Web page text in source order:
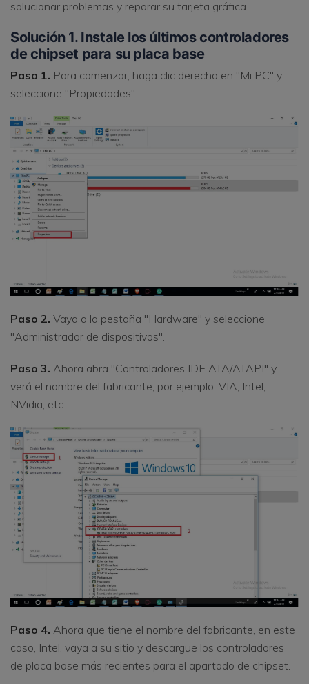
solucionar problemas y reparar su tarjeta gráfica.
Solución 1. Instale los últimos controladores
de chipset para su placa base
Paso 1. Para comenzar, haga clic derecho en "Mi PC" y
seleccione "Propiedades".
Paso 2. Vaya a la pestaña "Hardware" y seleccione
"Administrador de dispositivos".
Paso 3. Ahora abra "Controladores IDE ATA/ATAPI" y
verá el nombre del fabricante, por ejemplo, VIA, Intel,
NVidia, etc.
Paso 4. Ahora que tiene el nombre del fabricante, en este
caso, Intel, vaya a su sitio y descargue los controladores
de placa base más recientes para el apartado de chipset.